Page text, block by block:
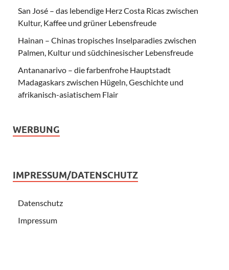
San José – das lebendige Herz Costa Ricas zwischen
Kultur, Kaffee und grüner Lebensfreude
Hainan – Chinas tropisches Inselparadies zwischen
Palmen, Kultur und südchinesischer Lebensfreude
Antananarivo – die farbenfrohe Hauptstadt
Madagaskars zwischen Hügeln, Geschichte und
afrikanisch-asiatischem Flair
WERBUNG
IMPRESSUM/DATENSCHUTZ
Datenschutz
Impressum